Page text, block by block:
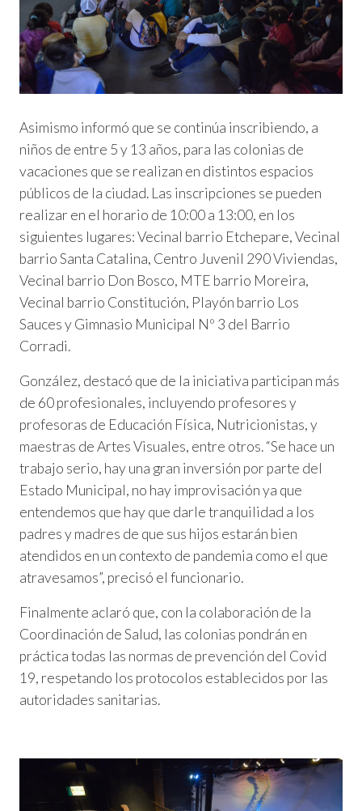
Asimismo informó que se continúa inscribiendo, a
niños de entre 5 y 13 años, para las colonias de
vacaciones que se realizan en distintos espacios
públicos de la ciudad. Las inscripciones se pueden
realizar en el horario de 10:00 a 13:00, en los
siguientes lugares: Vecinal barrio Etchepare, Vecinal
barrio Santa Catalina, Centro Juvenil 290 Viviendas,
Vecinal barrio Don Bosco, MTE barrio Moreira,
Vecinal barrio Constitución, Playón barrio Los
Sauces y Gimnasio Municipal Nº 3 del Barrio
Corradi.
González, destacó que de la iniciativa participan más
de 60 profesionales, incluyendo profesores y
profesoras de Educación Física, Nutricionistas, y
maestras de Artes Visuales, entre otros. “Se hace un
trabajo serio, hay una gran inversión por parte del
Estado Municipal, no hay improvisación ya que
entendemos que hay que darle tranquilidad a los
padres y madres de que sus hijos estarán bien
atendidos en un contexto de pandemia como el que
atravesamos”, precisó el funcionario.
Finalmente aclaró que, con la colaboración de la
Coordinación de Salud, las colonias pondrán en
práctica todas las normas de prevención del Covid
19, respetando los protocolos establecidos por las
autoridades sanitarias.